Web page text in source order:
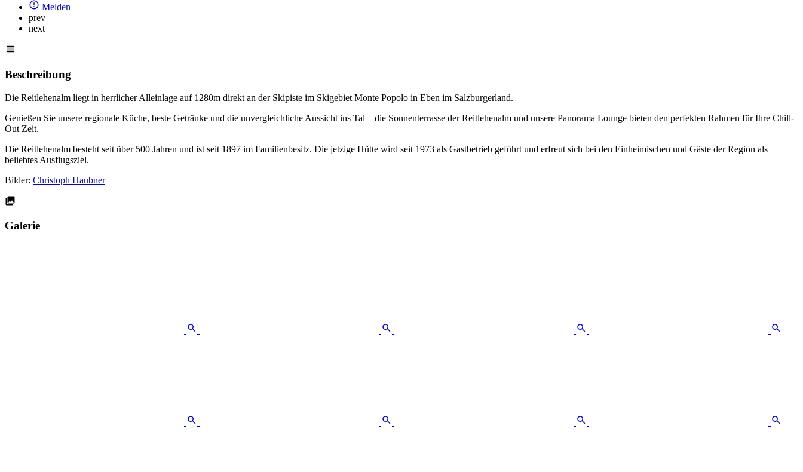
Melden
prev
next
Beschreibung
Die Reitlehenalm liegt in herrlicher Alleinlage auf 1280m direkt an der Skipiste im Skigebiet Monte Popolo in Eben im Salzburgerland.
Genießen Sie unsere regionale Küche, beste Getränke und die unvergleichliche Aussicht ins Tal – die Sonnenterrasse der Reitlehenalm und unsere Panorama Lounge bieten den perfekten Rahmen für Ihre Chill-
Out Zeit.
Die Reitlehenalm besteht seit über 500 Jahren und ist seit 1897 im Familienbesitz. Die jetzige Hütte wird seit 1973 als Gastbetrieb geführt und erfreut sich bei den Einheimischen und Gäste der Region als
beliebtes Ausflugsziel.
Bilder: Christoph Haubner
Galerie